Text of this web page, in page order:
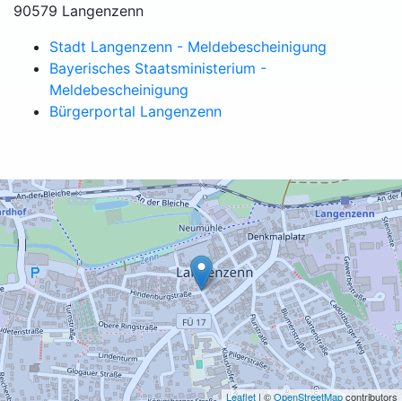
90579 Langenzenn
Stadt Langenzenn - Meldebescheinigung
Bayerisches Staatsministerium -
Meldebescheinigung
Bürgerportal Langenzenn
Leaflet | ©OpenStreetMapcontributors